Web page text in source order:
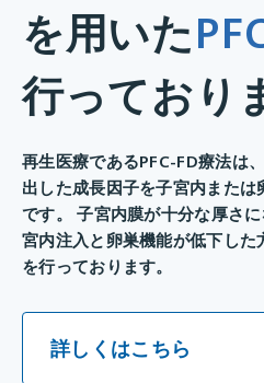
を用いた
行っており
再生医療であるPFC-FD療法は
出した成長因子を子宮内また
です。 子宮内膜が十分な厚さ
宮内注入と卵巣機能が低下した
を行っております。
詳しくはこちら